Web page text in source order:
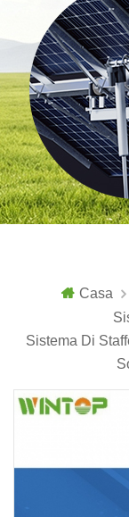
Casa
Sistema Di